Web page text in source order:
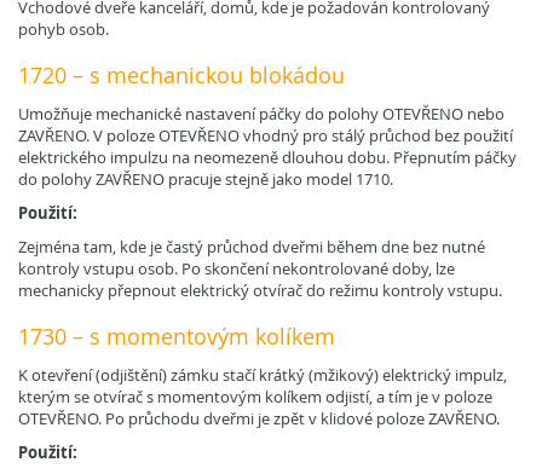
Vchodové dveře kanceláří, domů, kde je požadován kontrolovaný
pohyb osob.
1720 – s mechanickou blokádou
Umožňuje mechanické nastavení páčky do polohy OTEVŘENO nebo
ZAVŘENO. V poloze OTEVŘENO vhodný pro stálý průchod bez použití
elektrického impulzu na neomezeně dlouhou dobu. Přepnutím páčky
do polohy ZAVŘENO pracuje stejně jako model 1710.
Použití:
Zejména tam, kde je častý průchod dveřmi během dne bez nutné
kontroly vstupu osob. Po skončení nekontrolované doby, lze
mechanicky přepnout elektrický otvírač do režimu kontroly vstupu.
1730 – s momentovým kolíkem
K otevření (odjištění) zámku stačí krátký (mžikový) elektrický impulz,
kterým se otvírač s momentovým kolíkem odjistí, a tím je v poloze
OTEVŘENO. Po průchodu dveřmi je zpět v klidové poloze ZAVŘENO.
Použití: